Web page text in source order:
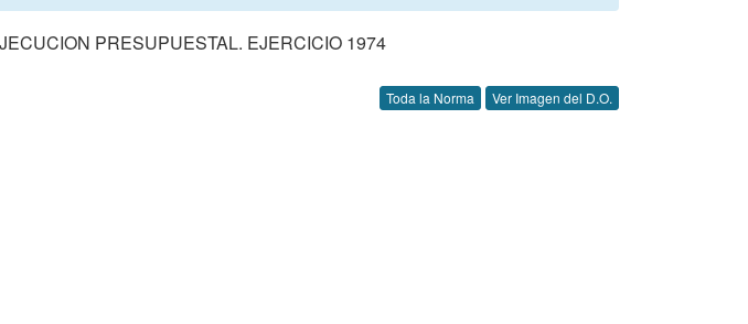
PRESUPUESTAL. EJERCICIO 1974
Toda la Norma Ver Imagen del D.O.